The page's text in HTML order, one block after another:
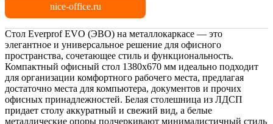
nice-office.ru
Стол Everprof EVO (ЭВО) на металлокаркасе — это
элегантное и универсальное решение для офисного
пространства, сочетающее стиль и функциональность.
Компактный офисный стол 1380х670 мм идеально подходит
для организации комфортного рабочего места, предлагая
достаточно места для компьютера, документов и прочих
офисных принадлежностей. Белая столешница из ЛДСП
придает столу аккуратный и свежий вид, а белые
металлические опоры подчеркивают минималистичный стиль